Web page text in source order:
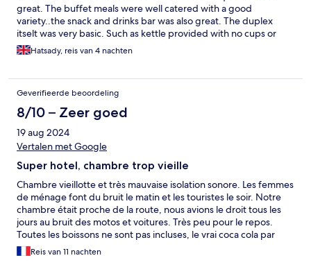
great. The buffet meals were well catered with a good
variety..the snack and drinks bar was also great. The duplex
itselt was very basic. Such as kettle provided with no cups or
tea/ coffee. It does have a bar fridge to keep drinks cold. Staff
onsite were friendly and accommodating.
Hatsady, reis van 4 nachten
Geverifieerde beoordeling
8/10 – Zeer goed
19 aug 2024
Vertalen met Google
Super hotel, chambre trop vieille
Chambre vieillotte et très mauvaise isolation sonore. Les femmes
de ménage font du bruit le matin et les touristes le soir. Notre
chambre était proche de la route, nous avions le droit tous les
jours au bruit des motos et voitures. Très peu pour le repos.
Toutes les boissons ne sont pas incluses, le vrai coca cola par
exemple. Quasi tous les sodas et jus ont une saveur
d'aspartame. Personnel cependant très accueillant. Le
Reis van 11 nachten